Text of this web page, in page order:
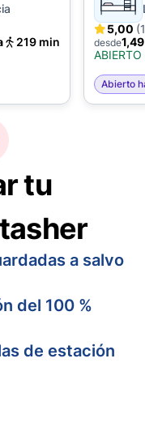
219 min
5,00
desde
ABIERTO
Abierto
tu
a salvo
del 100 %
de estación